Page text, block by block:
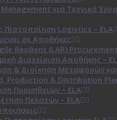
για Τεχνικά Έργα
Πιστοποίηση Logistics – ELA
σε Αποθήκες
Resilient (LAR) Procurement
Διαχείριση Αποθήκης –
& Διοίκηση Μεταφορών
Production & Distribution
Προμηθειών – ELA
Πελατών – ELA